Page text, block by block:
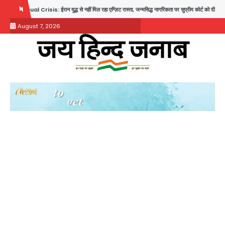
content
Crisis: ईरान युद्ध से नहीं मिल रहा एग्ज़िट रास्ता, जन्मसिद्ध नागरिकता पर सुप्रीम कोर्ट को दी फिर चुनौती
August 7, 2026